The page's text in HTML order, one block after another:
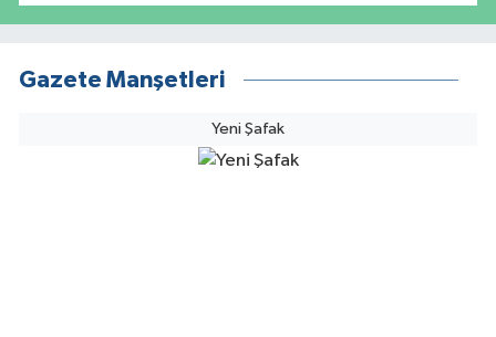
Gazete Manşetleri
Yeni Şafak